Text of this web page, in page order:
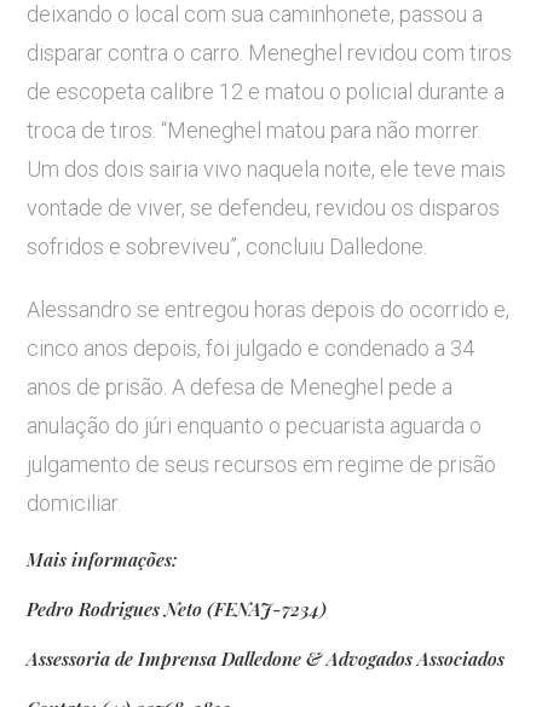
deixando o local com sua caminhonete, passou a
disparar contra o carro. Meneghel revidou com tiros
de escopeta calibre 12 e matou o policial durante a
troca de tiros. “Meneghel matou para não morrer.
Um dos dois sairia vivo naquela noite, ele teve mais
vontade de viver, se defendeu, revidou os disparos
sofridos e sobreviveu”, concluiu Dalledone.
Alessandro se entregou horas depois do ocorrido e,
cinco anos depois, foi julgado e condenado a 34
anos de prisão. A defesa de Meneghel pede a
anulação do júri enquanto o pecuarista aguarda o
julgamento de seus recursos em regime de prisão
domiciliar.
Mais informações:
Pedro Rodrigues Neto (FENAJ-7234)
Assessoria de Imprensa Dalledone & Advogados Associados